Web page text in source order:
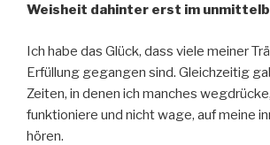
Weisheit dahinter erst im
Ich habe das Glück, dass viele meiner
Erfüllung gegangen sind. Gleichzeitig
Zeiten, in denen ich manches
funktioniere und nicht wage, auf meine
hören.